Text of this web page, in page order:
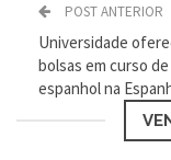
Nativos
6º) Islândia
POST ANTERIOR
Universidade
bolsas em curso de
espanhol na